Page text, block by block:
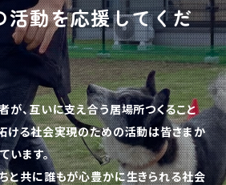
活動を応援してくだ
が、互いに支え合う居場所つくること
ける社会実現のための活動は皆さまか
います。
と共に誰もが心豊かに生きられる社会